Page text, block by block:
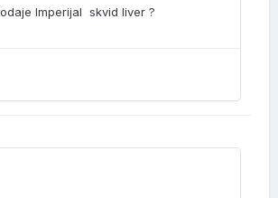
Imperijal skvid liver ?